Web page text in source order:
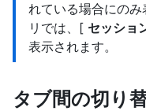
れている場合にの
リでは、[ セッショ
表示されます。
タブ間の切り